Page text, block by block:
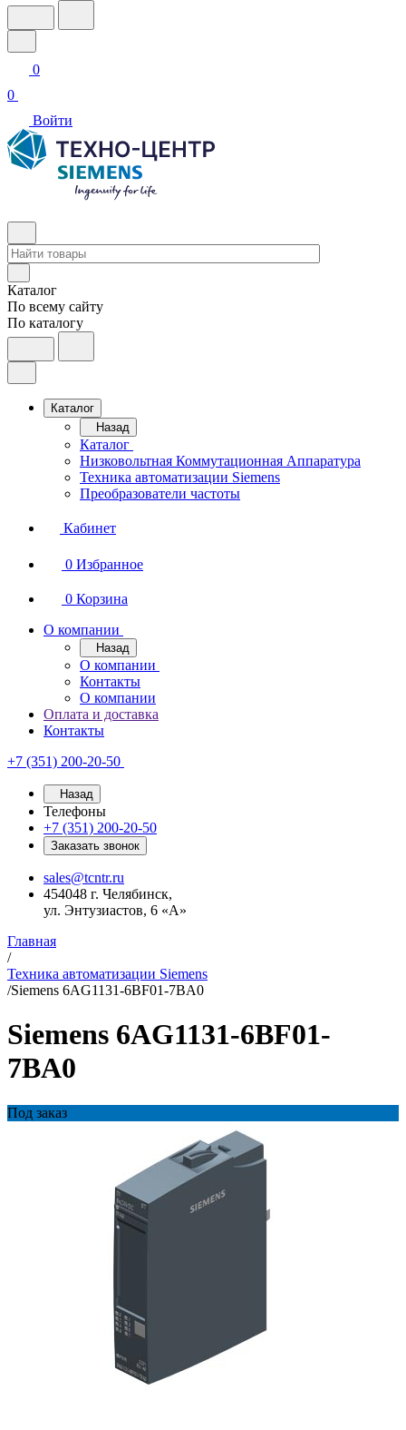
0
0
Войти
Каталог
По всему сайту
По каталогу
Каталог
Назад
Каталог
Низковольтная Коммутационная Аппаратура
Техника автоматизации Siemens
Преобразователи частоты
Кабинет
0 Избранное
0 Корзина
О компании
Назад
О компании
Контакты
О компании
Оплата и доставка
Контакты
+7 (351) 200-20-50
Назад
Телефоны
+7 (351) 200-20-50
Заказать звонок
sales@tcntr.ru
454048 г. Челябинск,
ул. Энтузиастов, 6 «А»
Главная
/
Техника автоматизации Siemens
/Siemens 6AG1131-6BF01-7BA0
Siemens 6AG1131-6BF01-
7BA0
Под заказ